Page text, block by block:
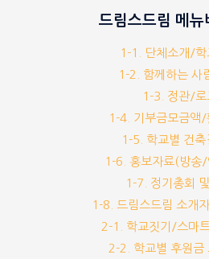
드림스드림 메뉴
1-1. 단체소개/학
1-2. 함께하는 사
1-3. 정관/로
1-4. 기부금모금액/
1-5. 학교별 건축
1-6. 홍보자료(방송/
1-7. 정기총회
1-8. 드림스드림 소개
2-1. 학교짓기/스마
2-2. 학교별 후원금